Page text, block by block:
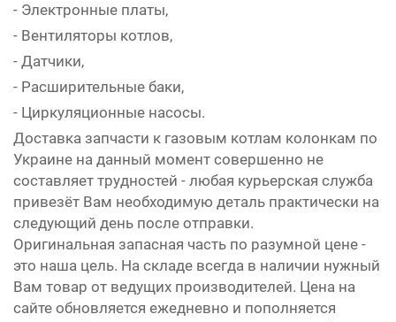
- Электронные платы,
- Вентиляторы котлов,
- Датчики,
- Расширительные баки,
- Циркуляционные насосы.
Доставка запчасти к газовым котлам колонкам по
Украине на данный момент совершенно не
составляет трудностей - любая курьерская служба
привезёт Вам необходимую деталь практически на
следующий день после отправки.
Оригинальная запасная часть по разумной цене -
это наша цель. На складе всегда в наличии нужный
Вам товар от ведущих производителей. Цена на
сайте обновляется ежедневно и пополняется